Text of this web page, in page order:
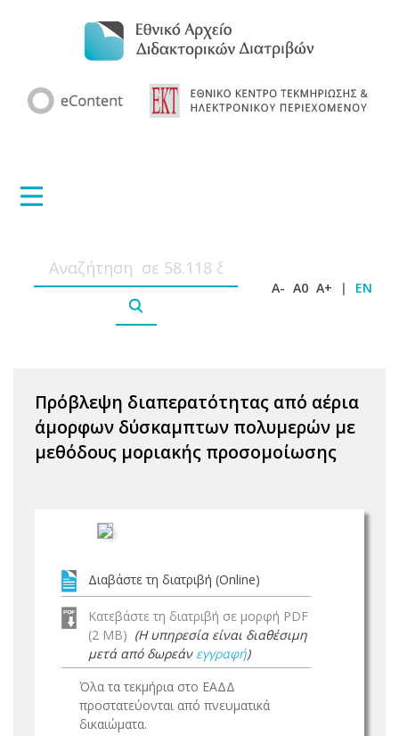
A- A0 A+ | EN
Πρόβλεψη διαπερατότητας από αέρια
άμορφων δύσκαμπτων πολυμερών με
μεθόδους μοριακής προσομοίωσης
Διαβάστε τη διατριβή (Online)
Κατεβάστε τη διατριβή σε μορφή PDF
(2 MB) (Η υπηρεσία είναι διαθέσιμη
μετά από δωρεάν εγγραφή)
Όλα τα τεκμήρια στο ΕΑΔΔ
προστατεύονται από πνευματικά
δικαιώματα.